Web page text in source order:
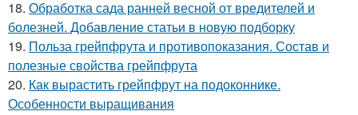
18. Обработка сада ранней весной от вредителей и
болезней. Добавление статьи в новую подборку
19. Польза грейпфрута и противопоказания. Состав и
полезные свойства грейпфрута
20. Как вырастить грейпфрут на подоконнике.
Особенности выращивания